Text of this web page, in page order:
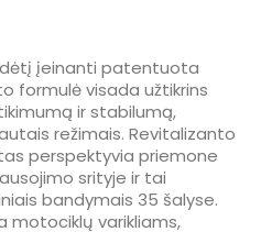
įeinanti patentuota
formulė visada užtikrins
ir stabilumą,
režimais. Revitalizanto
perspektyvia priemone
srityje ir tai
bandymais 35 šalyse.
motociklų varikliams,